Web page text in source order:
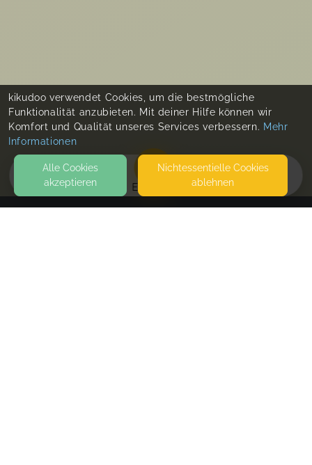
EVENTS
kikudoo verwendet Cookies, um die bestmögliche
Funktionalität anzubieten. Mit deiner Hilfe können wir
Komfort und Qualität unseres Services verbessern. Mehr
Informationen
Alle Cookies
akzeptieren
Nicht­essentielle Cookies
ablehnen